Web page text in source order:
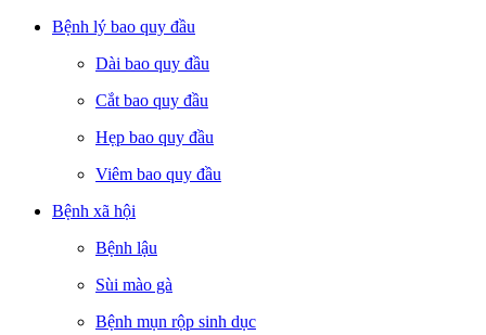
Bệnh lý bao quy đầu
Dài bao quy đầu
Cắt bao quy đầu
Hẹp bao quy đầu
Viêm bao quy đầu
Bệnh xã hội
Bệnh lậu
Sùi mào gà
Bệnh mụn rộp sinh dục